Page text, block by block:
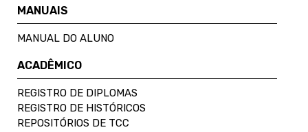
MANUAIS
MANUAL DO ALUNO
ACADÊMICO
REGISTRO DE DIPLOMAS
REGISTRO DE HISTÓRICOS
REPOSITÓRIOS DE TCC